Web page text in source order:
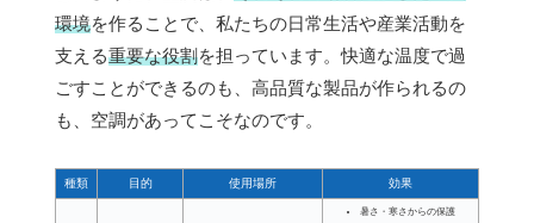
環境を作ることで、私たちの日常生活や産業活動を
支える重要な役割を担っています。快適な温度で過
ごすことができるのも、高品質な製品が作られるの
も、空調があってこそなのです。
種類 目的 使用場所 効果
暑さ・寒さからの保護